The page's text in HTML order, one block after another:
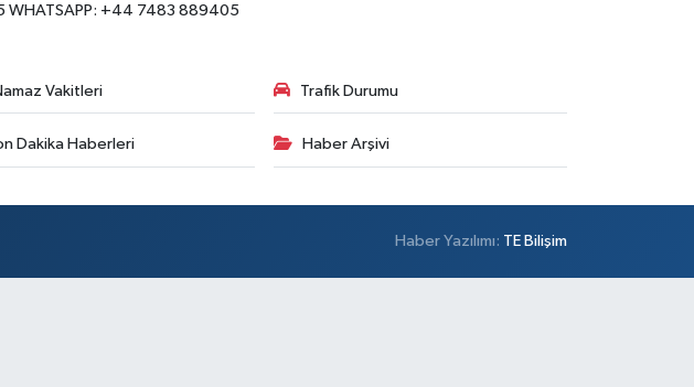
WHATSAPP: +44 7483 889405
Vakitleri Trafik Durumu
Dakika Haberleri Haber Arşivi
Haber Yazılımı: TE Bilişim